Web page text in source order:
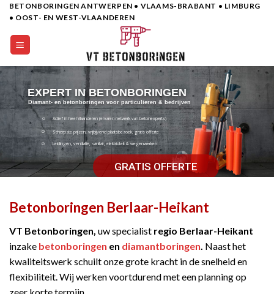
Skip
content
BETONBORINGEN ANTWERPEN • VLAAMS-BRABANT • LIMBURG
• OOST- EN WEST-VLAANDEREN
EXPERT IN BETONBORINGEN
Diamant- en betonboringen voor particulieren & bedrijven
Actief in heel Vlaanderen (ervaren netwerk van betonexperts)
Scherpste prijzen, vrijbijvend plaatsbezoek, gratis offerte
Leidingen, ventilatie, sanitair, elektriciteit & wegenwerken
GRATIS OFFERTE
Betonboringen Berlaar-Heikant
VT Betonboringen, uw specialist regio Berlaar-Heikant
inzake betonboringen en diamantboringen. Naast het
kwaliteitswerk schuilt onze grote kracht in de snelheid en
flexibiliteit. Wij werken voortdurend met een planning op